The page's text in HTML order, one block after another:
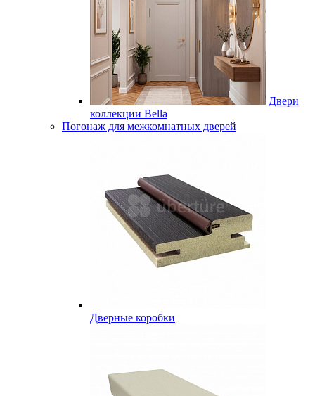
Двери
коллекции Bella
Погонаж для межкомнатных дверей
Дверные коробки